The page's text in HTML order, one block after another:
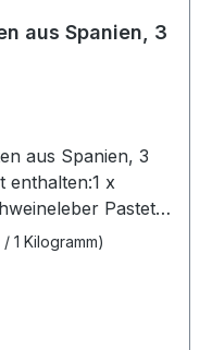
aus Spanien, 3
aus Spanien, 3
enthalten:1 x
Pastete
und Leber
1 Kilogramm)